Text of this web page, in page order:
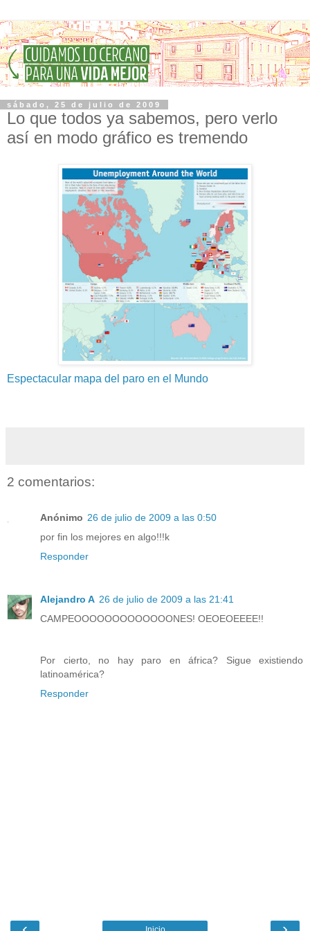
sábado, 25 de julio de 2009
Lo que todos ya sabemos, pero verlo
así en modo gráfico es tremendo
Espectacular mapa del paro en el Mundo
2 comentarios:
Anónimo 26 de julio de 2009 a las 0:50
por fin los mejores en algo!!!k
Responder
Alejandro A 26 de julio de 2009 a las 21:41
CAMPEOOOOOOOOOOOOONES! OEOEOEEEE!!
Por cierto, no hay paro en áfrica? Sigue existiendo
latinoamérica?
Responder